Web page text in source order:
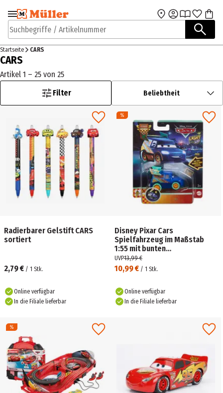
Zur Navigation
springen
Zum Hauptinhalt
Suchbegriffe / Artikelnummer
Startseite CARS
CARS
Artikel 1 – 25 von 25
Filter
Beliebtheit
Radierbarer Gelstift CARS
sortiert
2,79 € / 1 Stk.
Online verfügbar
In die Filiale lieferbar
Disney Pixar Cars
Spielfahrzeug im Maßstab
1:55 mit bunten
Lichtfunktionen sortiert
(Keine Auswahl möglich)
10,99 € / 1 Stk.
UVP13,99 €
Online verfügbar
In die Filiale lieferbar